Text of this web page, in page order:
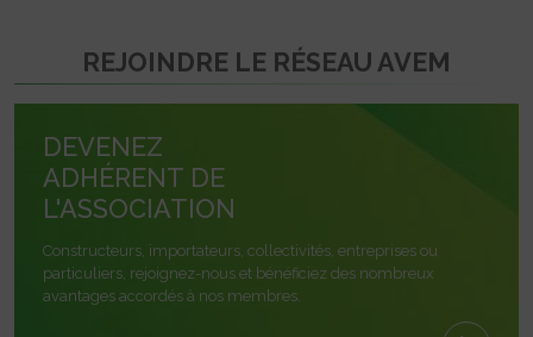
REJOINDRE LE RÉSEAU AVEM
DEVENEZ
ADHÉRENT DE
L'ASSOCIATION
Constructeurs, importateurs, collectivités, entreprises ou
particuliers, rejoignez-nous et bénéficiez des nombreux
avantages accordés à nos membres.